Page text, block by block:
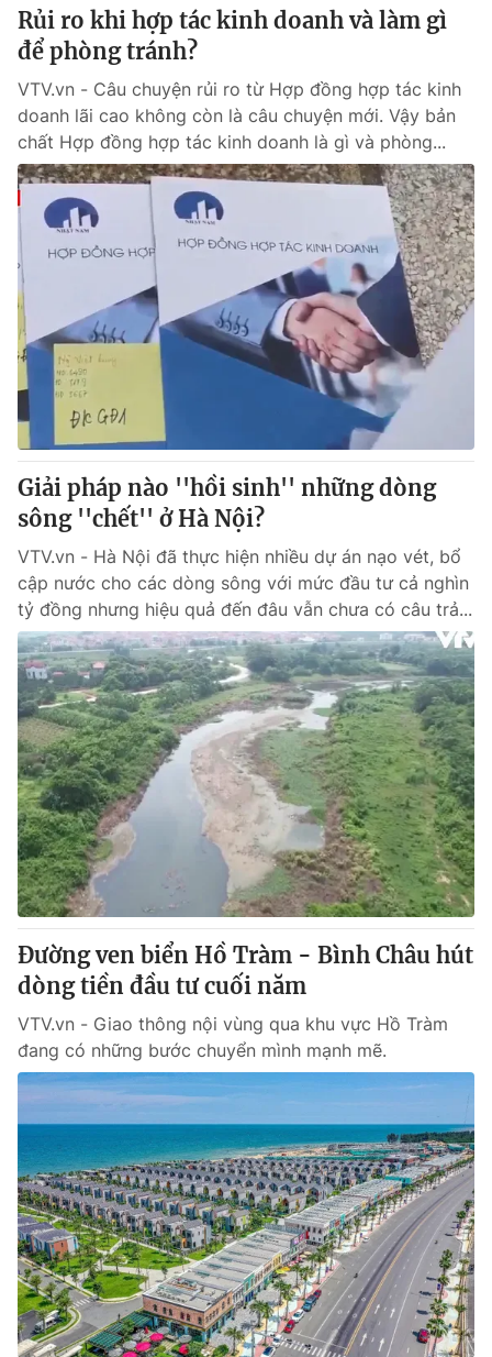
Rủi ro khi hợp tác kinh doanh và làm gì
để phòng tránh?
VTV.vn - Câu chuyện rủi ro từ Hợp đồng hợp tác kinh
doanh lãi cao không còn là câu chuyện mới. Vậy bản
chất Hợp đồng hợp tác kinh doanh là gì và phòng...
Giải pháp nào ''hồi sinh'' những dòng
sông ''chết'' ở Hà Nội?
VTV.vn - Hà Nội đã thực hiện nhiều dự án nạo vét, bổ
cập nước cho các dòng sông với mức đầu tư cả nghìn
tỷ đồng nhưng hiệu quả đến đâu vẫn chưa có câu trả...
Đường ven biển Hồ Tràm - Bình Châu hút
dòng tiền đầu tư cuối năm
VTV.vn - Giao thông nội vùng qua khu vực Hồ Tràm
đang có những bước chuyển mình mạnh mẽ.